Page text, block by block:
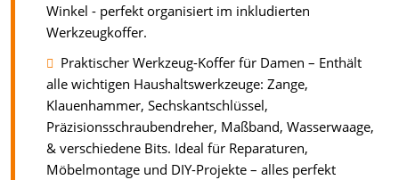
Winkel - perfekt organisiert im inkludierten
Werkzeugkoffer.
Praktischer Werkzeug-Koffer für Damen – Enthält
alle wichtigen Haushaltswerkzeuge: Zange,
Klauenhammer, Sechskantschlüssel,
Präzisionsschraubendreher, Maßband, Wasserwaage,
& verschiedene Bits. Ideal für Reparaturen,
Möbelmontage und DIY-Projekte – alles perfekt